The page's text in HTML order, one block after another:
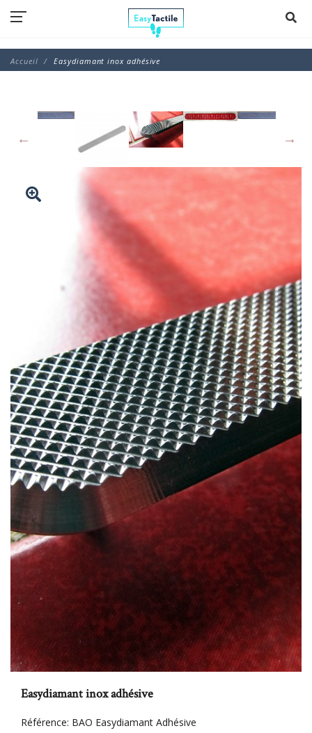
Accueil Easydiamant inox adhésive
Easydiamant inox adhésive
Référence: BAO Easydiamant Adhésive